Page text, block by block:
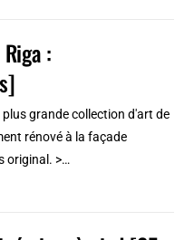
:
grande collection d'art de
rénové à la façade
original. >…